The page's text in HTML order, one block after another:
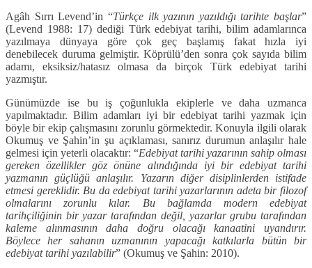
Agâh Sırrı Levend’in “Türkçe ilk yazının yazıldığı tarihte başlar”
(Levend 1988: 17) dediği Türk edebiyat tarihi, bilim adamlarınca
yazılmaya dünyaya göre çok geç başlamış fakat hızla iyi
denebilecek duruma gelmiştir. Köprülü’den sonra çok sayıda bilim
adamı, eksiksiz/hatasız olmasa da birçok Türk edebiyat tarihi
yazmıştır.
Günümüzde ise bu iş çoğunlukla ekiplerle ve daha uzmanca
yapılmaktadır. Bilim adamları iyi bir edebiyat tarihi yazmak için
böyle bir ekip çalışmasını zorunlu görmektedir. Konuyla ilgili olarak
Okumuş ve Şahin’in şu açıklaması, sanırız durumun anlaşılır hale
gelmesi için yeterli olacaktır: “Edebiyat tarihi yazarının sahip olması
gereken özellikler göz önüne alındığında iyi bir edebiyat tarihi
yazmanın güçlüğü anlaşılır. Yazarın diğer disiplinlerden istifade
etmesi gereklidir. Bu da edebiyat tarihi yazarlarının adeta bir filozof
olmalarını zorunlu kılar. Bu bağlamda modern edebiyat
tarihçiliğinin bir yazar tarafından değil, yazarlar grubu tarafından
kaleme alınmasının daha doğru olacağı kanaatini uyandırır.
Böylece her sahanın uzmanının yapacağı katkılarla bütün bir
edebiyat tarihi yazılabilir” (Okumuş ve Şahin: 2010).